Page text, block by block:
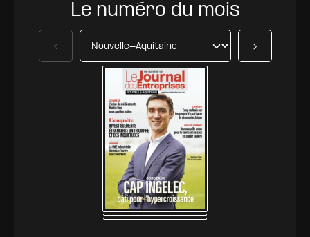
Le numéro du mois
Précédent Suivant